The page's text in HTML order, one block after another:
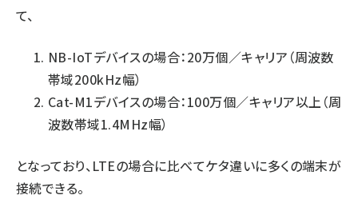
て、
NB-IoTデバイスの場合：20万個／キャリア（周波数
帯域200kHz幅）
Cat-M1デバイスの場合：100万個／キャリア以上（周
波数帯域1.4MHz幅）
となっており、LTEの場合に比べてケタ違いに多くの端末が
接続できる。